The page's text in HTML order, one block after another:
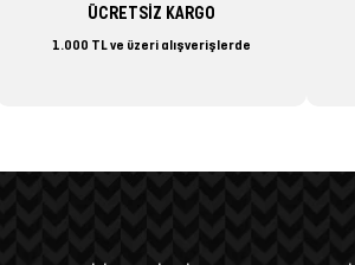
ÜCRETSİZ KARGO
1.000 TL ve üzeri alışverişlerde